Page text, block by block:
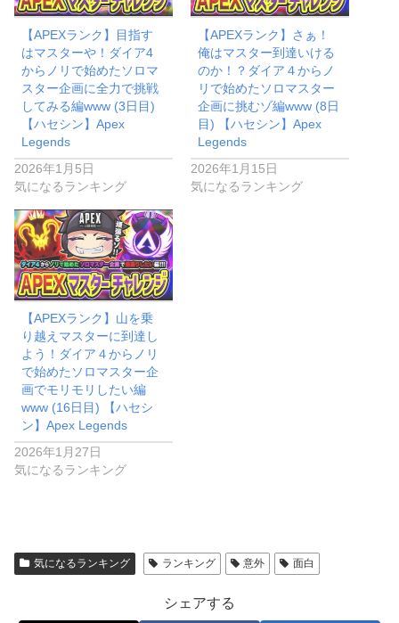
【APEXランク】目指す
はマスターや！ダイア4
からノリで始めたソロマ
スター企画に全力で挑戦
してみる編www (3日目)
【ハセシン】Apex
Legends
2026年1月5日
気になるランキング
【APEXランク】さぁ！
俺はマスター到達いける
のか！？ダイア４からノ
リで始めたソロマスター
企画に挑むゾ編www (8日
目) 【ハセシン】Apex
Legends
2026年1月15日
気になるランキング
【APEXランク】山を乗
り越えマスターに到達し
よう！ダイア４からノリ
で始めたソロマスター企
画でモリモリしたい編
www (16日目) 【ハセシ
ン】Apex Legends
2026年1月27日
気になるランキング
気になるランキング ランキング 意外 面白
シェアする